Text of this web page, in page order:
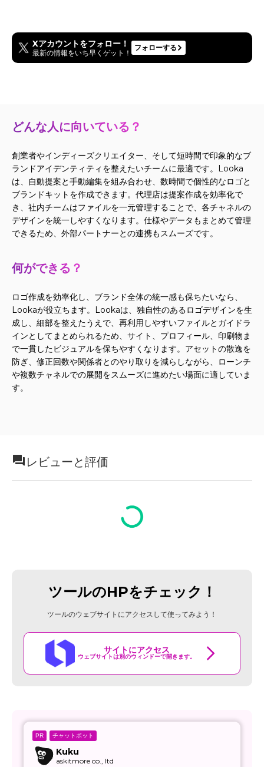
Xアカウントをフォロー！
最新の情報をいち早くゲット！
フォローする
どんな人に向いている？
創業者やインディーズクリエイター、そして短時間で印象的なブ
ランドアイデンティティを整えたいチームに最適です。Looka
は、自動提案と手動編集を組み合わせ、数時間で個性的なロゴと
ブランドキットを作成できます。代理店は提案作成を効率化で
き、社内チームはファイルを一元管理することで、各チャネルの
デザインを統一しやすくなります。仕様やデータもまとめて管理
できるため、外部パートナーとの連携もスムーズです。
何ができる？
ロゴ作成を効率化し、ブランド全体の統一感も保ちたいなら、
Lookaが役立ちます。Lookaは、独自性のあるロゴデザインを生
成し、細部を整えたうえで、再利用しやすいファイルとガイドラ
インとしてまとめられるため、サイト、プロフィール、印刷物ま
で一貫したビジュアルを保ちやすくなります。アセットの散逸を
防ぎ、修正回数や関係者とのやり取りを減らしながら、ローンチ
や複数チャネルでの展開をスムーズに進めたい場面に適していま
す。
レビューと評価
ツールのHPをチェック！
ツールのウェブサイトにアクセスして使ってみよう！
サイトにアクセス
ウェブサイトは別のウィンドーで開きます。
PR チャットボット
Kuku
askitmore co., ltd